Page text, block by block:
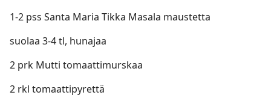
1-2 pss Santa Maria Tikka Masala maustetta
suolaa 3-4 tl, hunajaa
2 prk Mutti tomaattimurskaa
2 rkl tomaattipyrettä